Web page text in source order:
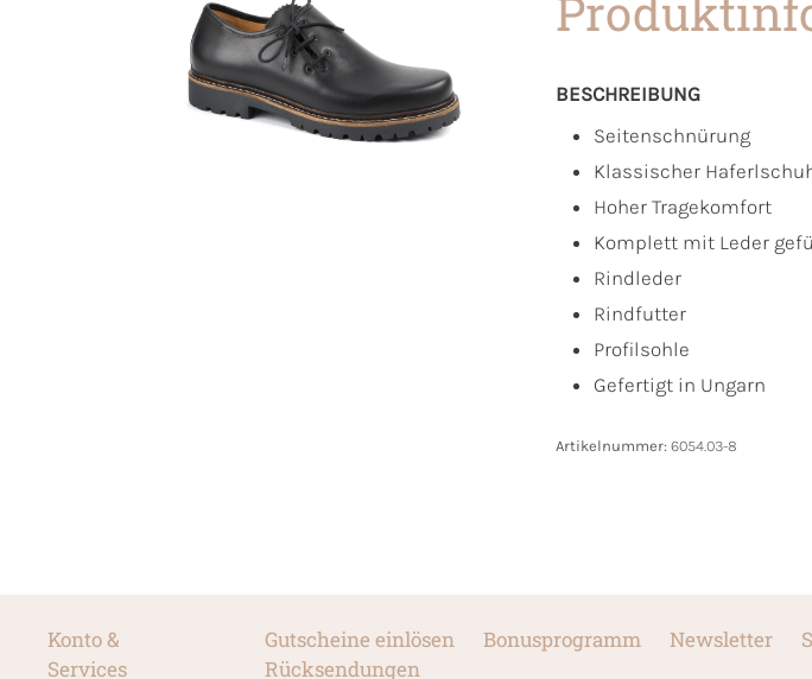
BESCHREIBUNG
Seitenschnürung
Klassischer
Hoher Tragekomfort
Komplett mit Leder
Rindleder
Rindfutter
Profilsohle
Gefertigt in Ungarn
Artikelnummer: 6054.03-8
Konto &
Services
Gutscheine einlösen Bonusprogramm Newsletter
Rücksendungen